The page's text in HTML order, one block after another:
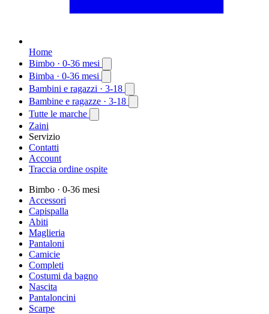
Home
Bimbo · 0-36 mesi
Bimba · 0-36 mesi
Bambini e ragazzi · 3-18
Bambine e ragazze · 3-18
Tutte le marche
Zaini
Servizio
Contatti
Account
Traccia ordine ospite
Bimbo · 0-36 mesi
Accessori
Capispalla
Abiti
Maglieria
Pantaloni
Camicie
Completi
Costumi da bagno
Nascita
Pantaloncini
Scarpe